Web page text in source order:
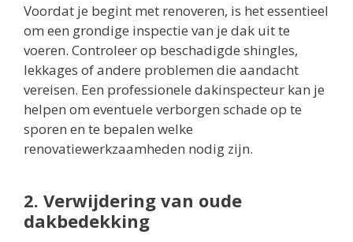
Voordat je begint met renoveren, is het essentieel
om een grondige inspectie van je dak uit te
voeren. Controleer op beschadigde shingles,
lekkages of andere problemen die aandacht
vereisen. Een professionele dakinspecteur kan je
helpen om eventuele verborgen schade op te
sporen en te bepalen welke
renovatiewerkzaamheden nodig zijn.
2. Verwijdering van oude
dakbedekking